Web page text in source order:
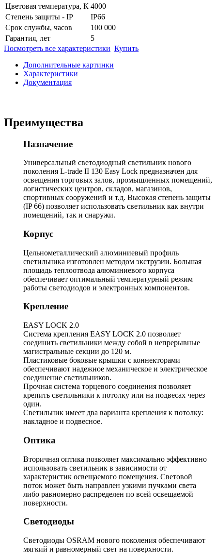
Цветовая температура, К 4000
Степень защиты - IP
IP66
Срок службы, часов
100 000
Гарантия, лет
5
Посмотреть все характеристики Купить
Дополнительные картинки
Характеристики
Документация
Преимущества
Назначение
Универсальный светодиодный светильник нового
поколения L-trade II 130 Easy Lock предназначен для
освещения торговых залов, промышленных помещений,
логистических центров, складов, магазинов,
спортивных сооружений и т.д. Высокая степень защиты
(IP 66) позволяет использовать светильник как внутри
помещений, так и снаружи.
Корпус
Цельнометаллический алюминиевый профиль
светильника изготовлен методом экструзии. Большая
площадь теплоотвода алюминиевого корпуса
обеспечивает оптимальный температурный режим
работы светодиодов и электронных компонентов.
Крепление
EASY LOCK 2.0
Система крепления EASY LOCK 2.0 позволяет
соединить светильники между собой в непрерывные
магистральные секции до 120 м.
Пластиковые боковые крышки с коннекторами
обеспечивают надежное механическое и электрическое
соединение светильников.
Прочная система торцевого соединения позволяет
крепить светильники к потолку или на подвесах через
один.
Светильник имеет два варианта крепления к потолку:
накладное и подвесное.
Оптика
Вторичная оптика позволяет максимально эффективно
использовать светильник в зависимости от
характеристик освещаемого помещения. Световой
поток может быть направлен узкими пучками света
либо равномерно распределен по всей освещаемой
поверхности.
Светодиоды
Светодиоды OSRAM нового поколения обеспечивают
мягкий и равномерный свет на поверхности.